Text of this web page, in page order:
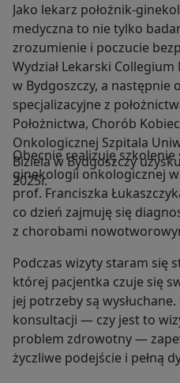
Jako lekarz położnik-
medyczna to nie tylko
zrozumienie i poczucie
Wydział Lekarski
w Bydgoszczy, a następnie
specjalizacyjne z
Położnictwa, Chorób
Onkologicznej Szpitala
Biziela w Bydgoszczy
2025r.
Obecnie realizuję szkolenie
ginekologii onkologicznej
prof. Franciszka
co dzień zajmuję się
z chorobami
Podczas wizyty staram się
której pacjentka czuje się
jej potrzeby są
konsultacji — czy jest to
problem zdrowotny —
życzliwe podejście i pełną